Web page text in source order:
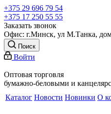
+375 29 696 79 54
+375 17 250 55 55
Заказать звонок
Офис: г.Минск, ул М.Танка, дом
Поиск
Войти
Оптовая торговля
бумажно-беловыми и
Каталог Новости Новинки О